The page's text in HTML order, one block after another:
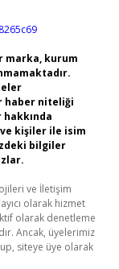
marka, kurum
haber niteliği
kişiler ile isim
bilgiler
ve İletişim
olarak hizmet
olarak denetleme
Ancak, üyelerimiz
siteye üye olarak